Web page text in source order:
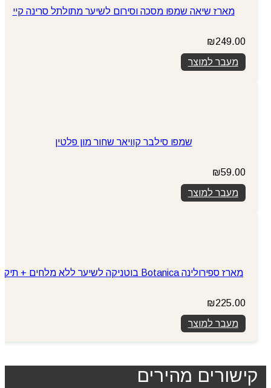
מארז שיאה שמפו מסכה וסירום לשיער מתולתל סרינה קיי
₪249.00
מעבר למוצר
שמפו סילבר קוויאר שחור מון פלטין
₪59.00
מעבר למוצר
מארז ספירולינה Botanica בוטניקה לשיער ללא מלחים + תיק
₪225.00
מעבר למוצר
קישורים מהירים